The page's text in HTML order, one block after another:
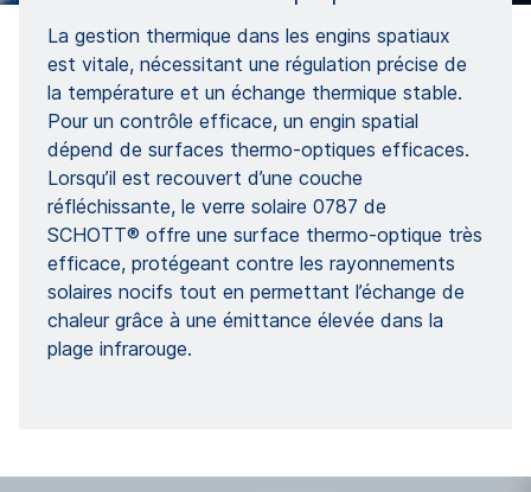
La gestion thermique dans les engins spatiaux
est vitale, nécessitant une régulation précise de
la température et un échange thermique stable.
Pour un contrôle efficace, un engin spatial
dépend de surfaces thermo-optiques efficaces.
Lorsqu’il est recouvert d’une couche
réfléchissante, le verre solaire 0787 de
SCHOTT® offre une surface thermo-optique très
efficace, protégeant contre les rayonnements
solaires nocifs tout en permettant l’échange de
chaleur grâce à une émittance élevée dans la
plage infrarouge.